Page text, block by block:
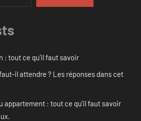
: tout ce qu’il faut savoir
il attendre ? Les réponses dans cet
appartement : tout ce qu’il faut savoir